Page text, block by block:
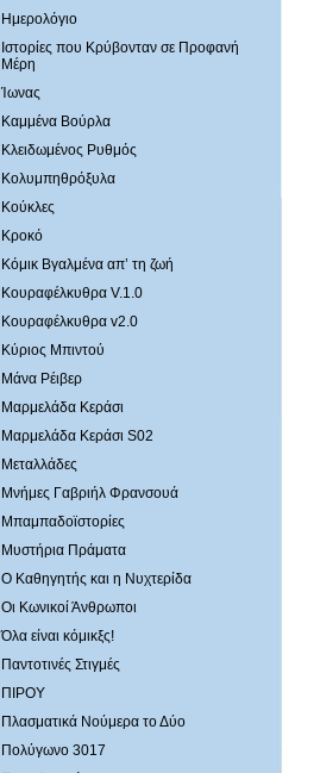
Ημερολόγιο
Ιστορίες που Κρύβονταν σε Προφανή
Μέρη
Ίωνας
Καμμένα Βούρλα
Κλειδωμένος Ρυθμός
Κολυμπηθρόξυλα
Κούκλες
Κροκό
Κόμικ Βγαλμένα απ’ τη ζωή
Κουραφέλκυθρα V.1.0
Κουραφέλκυθρα v2.0
Κύριος Μπιντού
Μάνα Ρέιβερ
Μαρμελάδα Κεράσι
Μαρμελάδα Κεράσι S02
Μεταλλάδες
Mνήμες Γαβριήλ Φρανσουά
Μπαμπαδοϊστορίες
Μυστήρια Πράματα
Ο Καθηγητής και η Νυχτερίδα
Οι Κωνικοί Άνθρωποι
Όλα είναι κόμικξς!
Παντοτινές Στιγμές
ΠΙΡΟΥ
Πλασματικά Νούμερα το Δύο
Πολύγωνο 3017